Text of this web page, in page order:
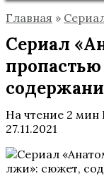
Главная »
Сериал
На чтение 2 мин
27.11.2021